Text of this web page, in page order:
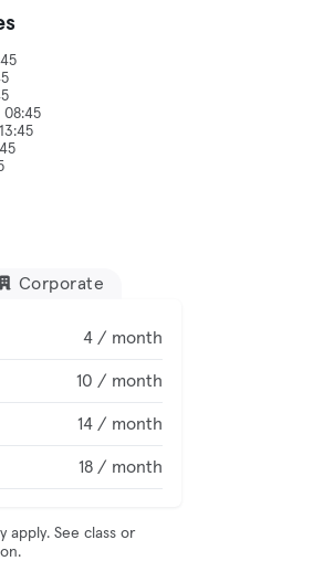
08:45
Corporate
4 / month
10 / month
14 / month
18 / month
apply. See class or